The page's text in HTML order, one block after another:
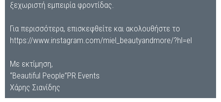
ξεχωριστή εμπειρία φροντίδας.
Για περισσότερα, επισκεφθείτε και ακολουθήστε το
https://www.instagram.com/miel_beautyandmore/?hl=el
Με εκτίμηση,
“Beautiful People”PR Events
Χάρης Σιανίδης